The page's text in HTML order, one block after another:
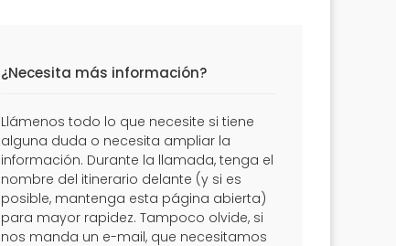
¿Necesita más información?
Llámenos todo lo que necesite si tiene
alguna duda o necesita ampliar la
información. Durante la llamada, tenga el
nombre del itinerario delante (y si es
posible, mantenga esta página abierta)
para mayor rapidez. Tampoco olvide, si
nos manda un e-mail, que necesitamos